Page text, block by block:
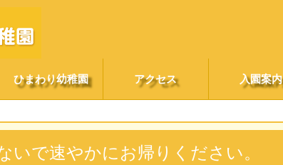
ひまわり幼稚園 アクセス 入園案内
いで速やかにお帰りください。